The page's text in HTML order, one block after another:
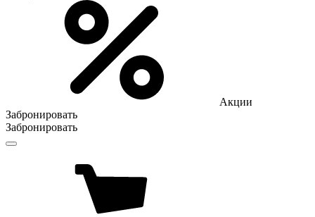
Акции
Забронировать
Забронировать